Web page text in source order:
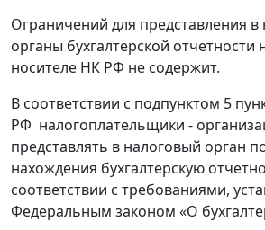
Ограничений для представления в
органы бухгалтерской
носителе НК РФ не содержит.
В соответствии с подпунктом 5
РФ налогоплательщики -
представлять в налоговый орган
нахождения бухгалтерскую
соответствии с требованиями,
Федеральным законом «О